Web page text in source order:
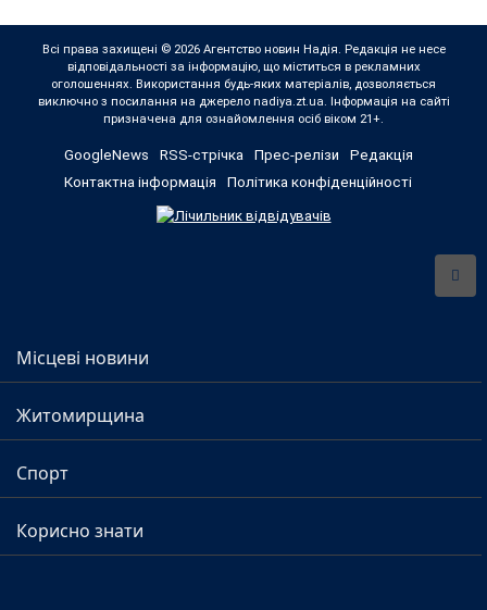
Всі права захищені © 2026 Агентство новин Надія. Редакція не несе
відповідальності за інформацію, що міститься в рекламних
оголошеннях. Використання будь-яких матеріалів, дозволяється
виключно з посилання на джерело nadiya.zt.ua. Інформація на сайті
призначена для ознайомлення осіб віком 21+.
GoogleNews RSS-стрічка Прес-релізи
Редакція
Контактна інформація
Політика конфіденційності
Місцеві новини
Житомирщина
Спорт
Корисно знати